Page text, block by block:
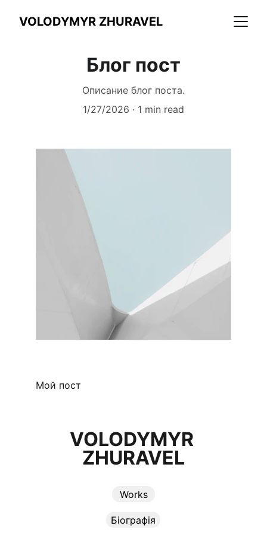
VOLODYMYR ZHURAVEL
Блог пост
Описание блог поста.
1/27/2026
1 min read
Мой пост
VOLODYMYR
ZHURAVEL
Works
Біографія